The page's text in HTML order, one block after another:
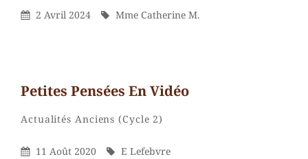
Posted
2 Avril 2024 By
Mme Catherine M.
Petites Pensées En Vidéo
Categories
Actualités Anciens (Cycle 2)E
Posted
11 Août 2020 By
E Lefebvre